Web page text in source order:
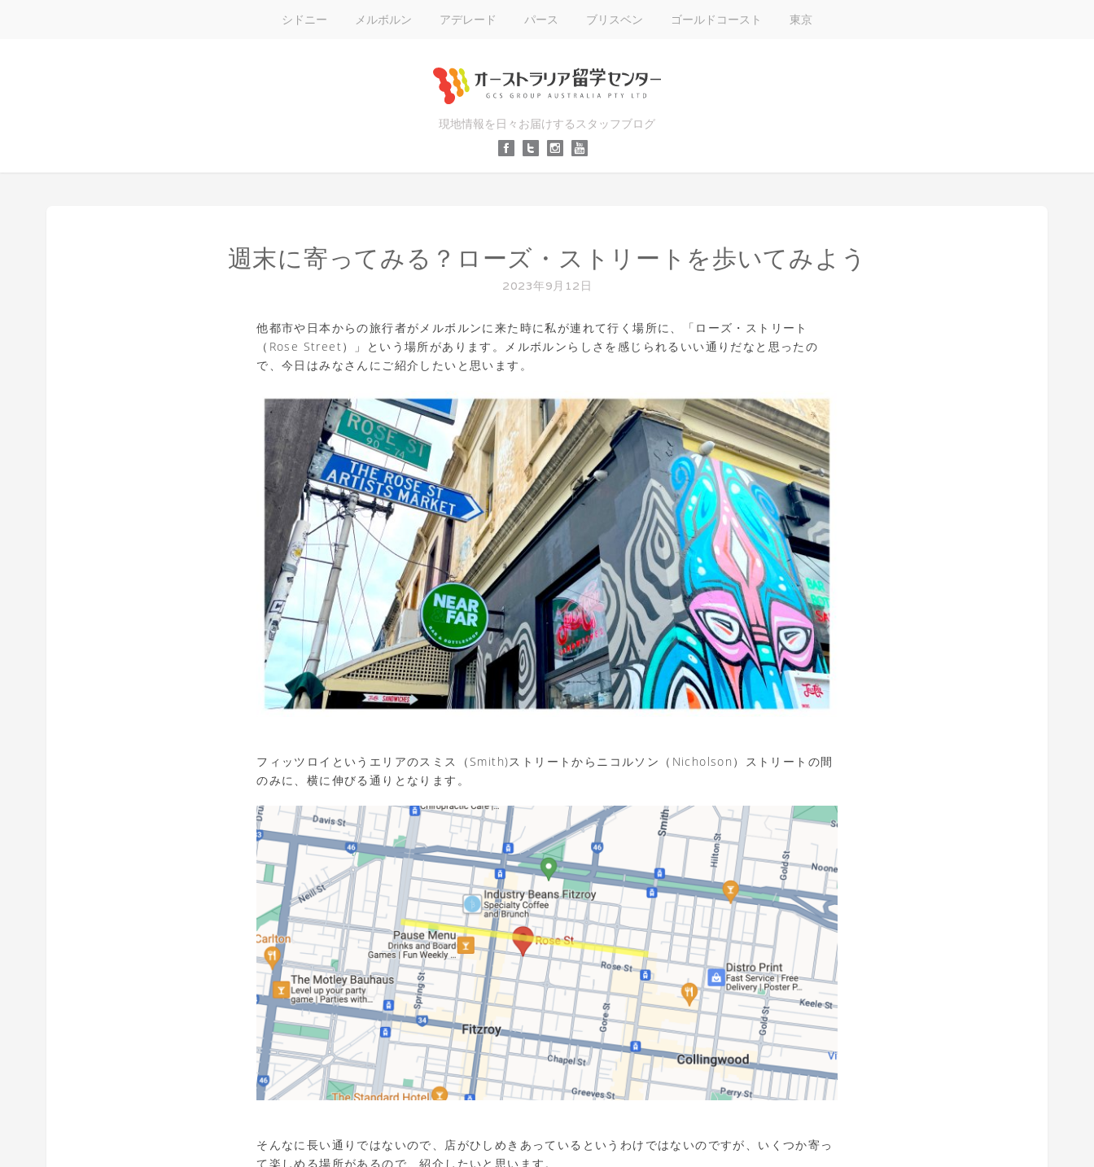
シドニー メルボルン アデレード パース ブリスベン ゴールドコースト 東京
現地情報を日々お届けするスタッフブログ
週末に寄ってみる？ローズ・ストリートを歩いてみよう
2023年9月12日
他都市や日本からの旅行者がメルボルンに来た時に私が連れて行く場所に、「ローズ・ストリート
（Rose Street）」という場所があります。メルボルンらしさを感じられるいい通りだなと思ったの
で、今日はみなさんにご紹介したいと思います。
フィッツロイというエリアのスミス（Smith)ストリートからニコルソン（Nicholson）ストリートの間
のみに、横に伸びる通りとなります。
そんなに長い通りではないので、店がひしめきあっているというわけではないのですが、いくつか寄っ
て楽しめる場所があるので、紹介したいと思います。